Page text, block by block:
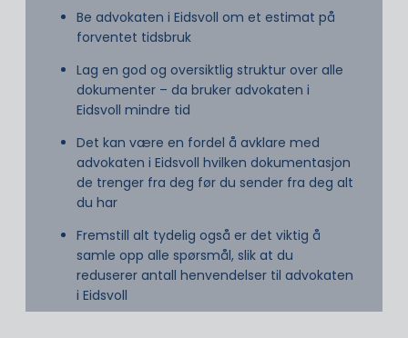
Be advokaten i Eidsvoll om et estimat på
forventet tidsbruk
Lag en god og oversiktlig struktur over alle
dokumenter – da bruker advokaten i
Eidsvoll mindre tid
Det kan være en fordel å avklare med
advokaten i Eidsvoll hvilken dokumentasjon
de trenger fra deg før du sender fra deg alt
du har
Fremstill alt tydelig også er det viktig å
samle opp alle spørsmål, slik at du
reduserer antall henvendelser til advokaten
i Eidsvoll